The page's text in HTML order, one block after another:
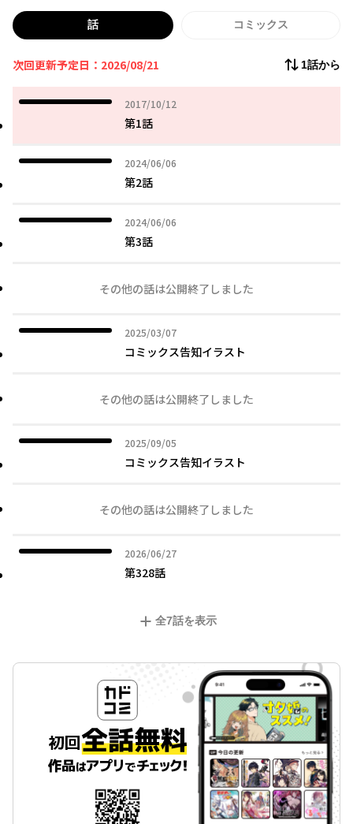
話 コミックス
次回更新予定日：2026/08/21 1話から
2017/10/12
2017年10月12日
第1話
2024/06/06
2024年06月06日
第2話
2024/06/06
2024年06月06日
第3話
その他の話は公開終了しました
2025/03/07
2025年03月07日
コミックス告知イラスト
その他の話は公開終了しました
2025/09/05
2025年09月05日
コミックス告知イラスト
その他の話は公開終了しました
2026/06/27
2026年06月27日
第328話
全7話を表示